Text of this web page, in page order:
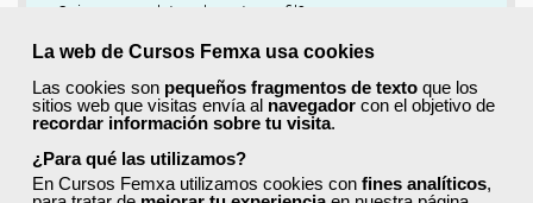
La web de Cursos Femxa usa cookies
Las cookies son pequeños fragmentos de texto que los
sitios web que visitas envía al navegador con el objetivo de
recordar información sobre tu visita.
¿Para qué las utilizamos?
En Cursos Femxa utilizamos cookies con fines analíticos,
¿Quieres completar ahora tu perfil?
Si
No, completaré mi perfil más adelante
Newsletter
Si, quiero recibir información sobre cursos, ofertas
exclusivas y recursos para el aprendizaje.